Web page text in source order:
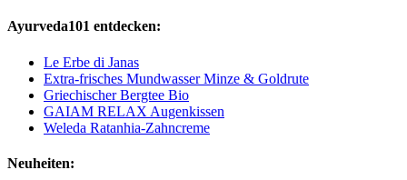
Ayurveda101 entdecken:
Le Erbe di Janas
Extra-frisches Mundwasser Minze & Goldrute
Griechischer Bergtee Bio
GAIAM RELAX Augenkissen
Weleda Ratanhia-Zahncreme
Neuheiten: